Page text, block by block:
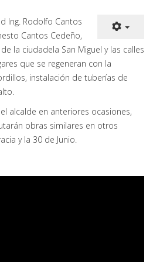
Ing. Rodolfo Cantos
Cantos Cedeño,
la ciudadela San Miguel y las calles
que se regeneran con la
instalación de tuberías de
alcalde en anteriores ocasiones,
obras similares en otros
y la 30 de Junio.